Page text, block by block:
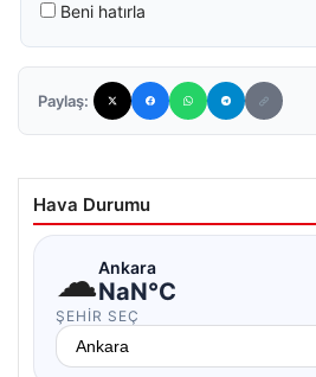
Beni hatırla
Paylaş:
Hava Durumu
☁Ankara
NaN°C
ŞEHIR SEÇ